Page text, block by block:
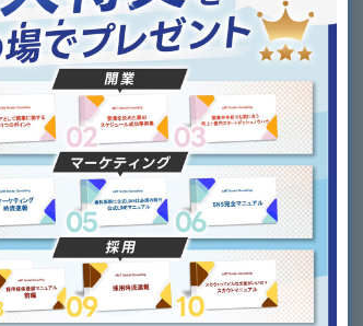
をお送りします
前のページに戻る